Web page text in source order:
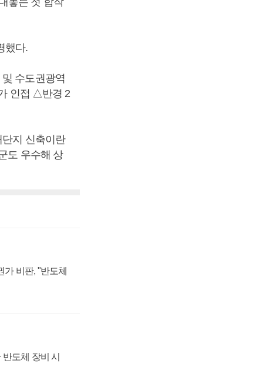
했다.
수도권광역
인접 △반경 2
지 신축이란
도 우수해 상
비판, "반도체
도체 장비 시